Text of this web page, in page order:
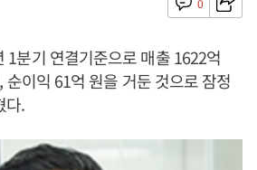
1분기 연결기준으로 매출 1622억
순이익 61억 원을 거둔 것으로 잠정
다.